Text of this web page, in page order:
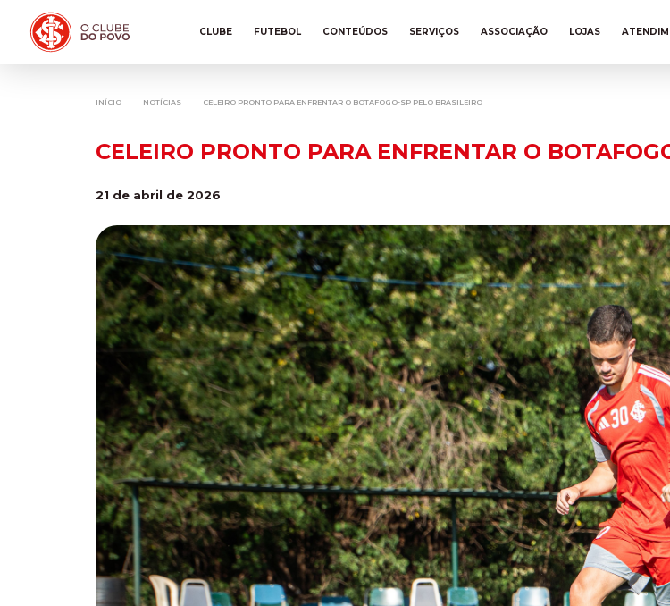
CLUBE FUTEBOL CONTEÚDOS SERVIÇOS ASSOCIAÇÃO LOJAS
INÍCIO NOTÍCIAS CELEIRO PRONTO PARA ENFRENTAR O BOTAFOGO-SP PELO BRASILEIRO
CELEIRO PRONTO PARA ENFRENTAR O
21 de abril de 2026